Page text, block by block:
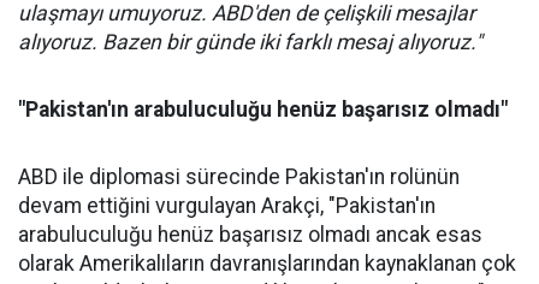
ulaşmayı umuyoruz. ABD'den de çelişkili mesajlar
alıyoruz. Bazen bir günde iki farklı mesaj alıyoruz."
"Pakistan'ın arabuluculuğu henüz başarısız olmadı"
ABD ile diplomasi sürecinde Pakistan'ın rolünün
devam ettiğini vurgulayan Arakçi, "Pakistan'ın
arabuluculuğu henüz başarısız olmadı ancak esas
olarak Amerikalıların davranışlarından kaynaklanan çok